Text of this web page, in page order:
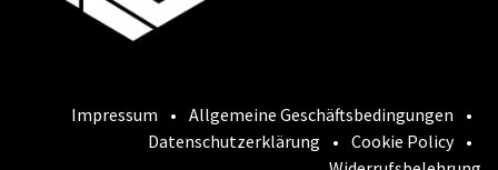
Impressum • Allgemeine Geschäftsbedingungen
•
Datenschutzerklärung
• Cookie Policy •